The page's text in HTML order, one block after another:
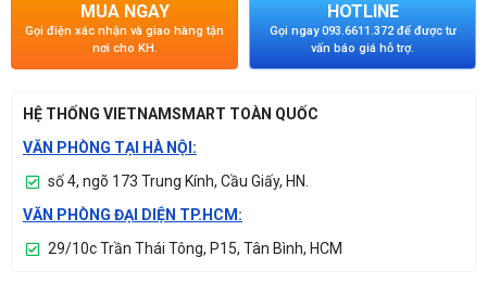
MUA NGAY
Gọi điện xác nhận và giao hàng tận
nơi cho KH.
HOTLINE
Gọi ngay 093.6611.372 để được tư
vấn báo giá hỗ trợ.
HỆ THỐNG VIETNAMSMART TOÀN QUỐC
VĂN PHÒNG TẠI HÀ NỘI:
số 4, ngõ 173 Trung Kính, Cầu Giấy, HN.
VĂN PHÒNG ĐẠI DIỆN TP.HCM:
29/10c Trần Thái Tông, P15, Tân Bình, HCM